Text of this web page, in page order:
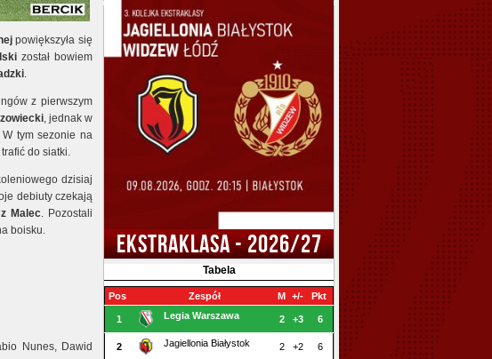
powiększyła się
został bowiem
.
z pierwszym
, jednak w
W tym sezonie na
do siatki.
dzisiaj
debiuty czekają
Malec. Pozostali
boisku.
Nunes, Dawid
EKSTRAKLASA - 2026/27
Tabela
Pos Zespół M +/- Pkt
1 Legia Warszawa 2 +3 6
2 Jagiellonia Białystok 2 +2 6